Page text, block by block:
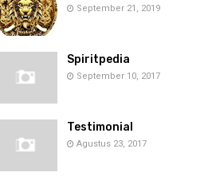
September 21, 2019
Spiritpedia
September 10, 2017
Testimonial
Agustus 23, 2017